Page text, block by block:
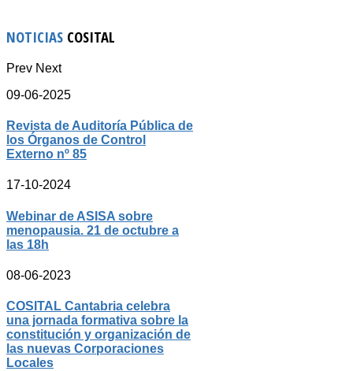
NOTICIAS COSITAL
Prev Next
09-06-2025
Revista de Auditoría Pública de
los Órganos de Control
Externo nº 85
17-10-2024
Webinar de ASISA sobre
menopausia. 21 de octubre a
las 18h
08-06-2023
COSITAL Cantabria celebra
una jornada formativa sobre la
constitución y organización de
las nuevas Corporaciones
Locales